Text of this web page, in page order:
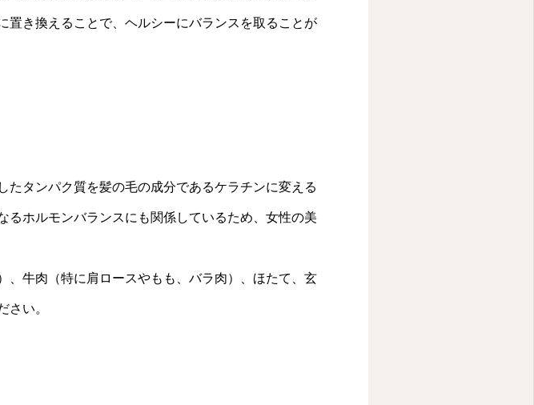
置き換えることで、ヘルシーにバランスを取ることが
たタンパク質を髪の毛の成分であるケラチンに変える
ホルモンバランスにも関係しているため、女性の美
、牛肉（特に肩ロースやもも、バラ肉）、ほたて、玄
さい。